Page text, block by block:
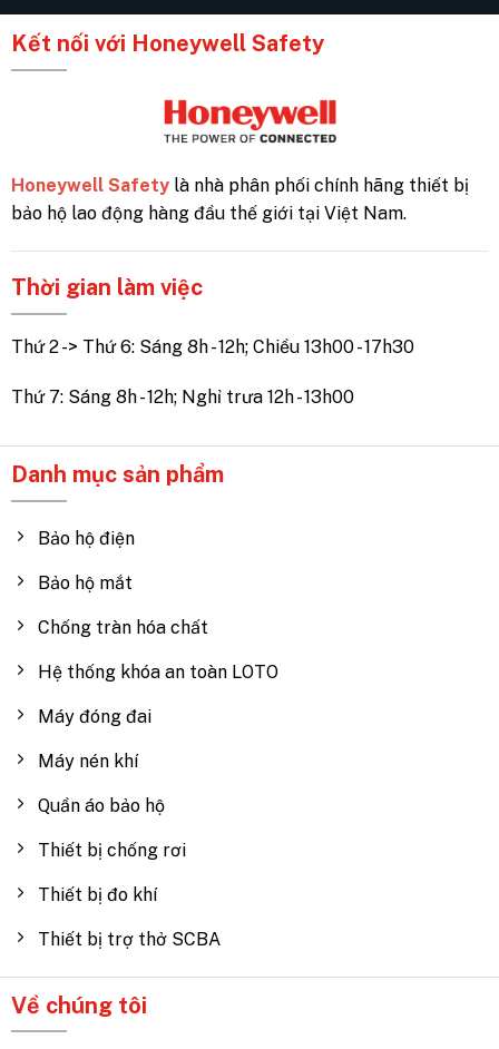
Kết nối với Honeywell Safety
Honeywell Safety là nhà phân phối chính hãng thiết bị
bảo hộ lao động hàng đầu thế giới tại Việt Nam.
Thời gian làm việc
Thứ 2 -> Thứ 6: Sáng 8h - 12h; Chiều 13h00 - 17h30
Thứ 7: Sáng 8h - 12h; Nghỉ trưa 12h - 13h00
Danh mục sản phẩm
Bảo hộ điện
Bảo hộ mắt
Chống tràn hóa chất
Hệ thống khóa an toàn LOTO
Máy đóng đai
Máy nén khí
Quần áo bảo hộ
Thiết bị chống rơi
Thiết bị đo khí
Thiết bị trợ thở SCBA
Về chúng tôi